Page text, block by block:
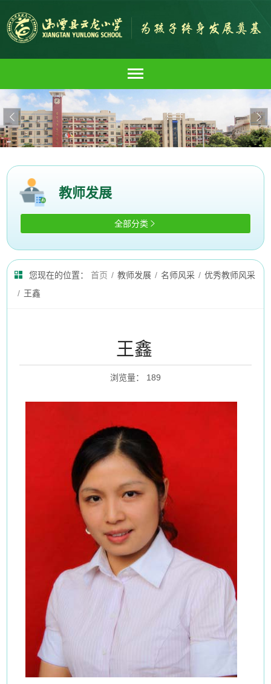
 
教师发展
全部分类 
您现在的位置： 首页 / 教师发展 / 名师风采 / 优秀教师风采
/ ​​​​​​​王鑫
​​​​​​​王鑫
浏览量： 189